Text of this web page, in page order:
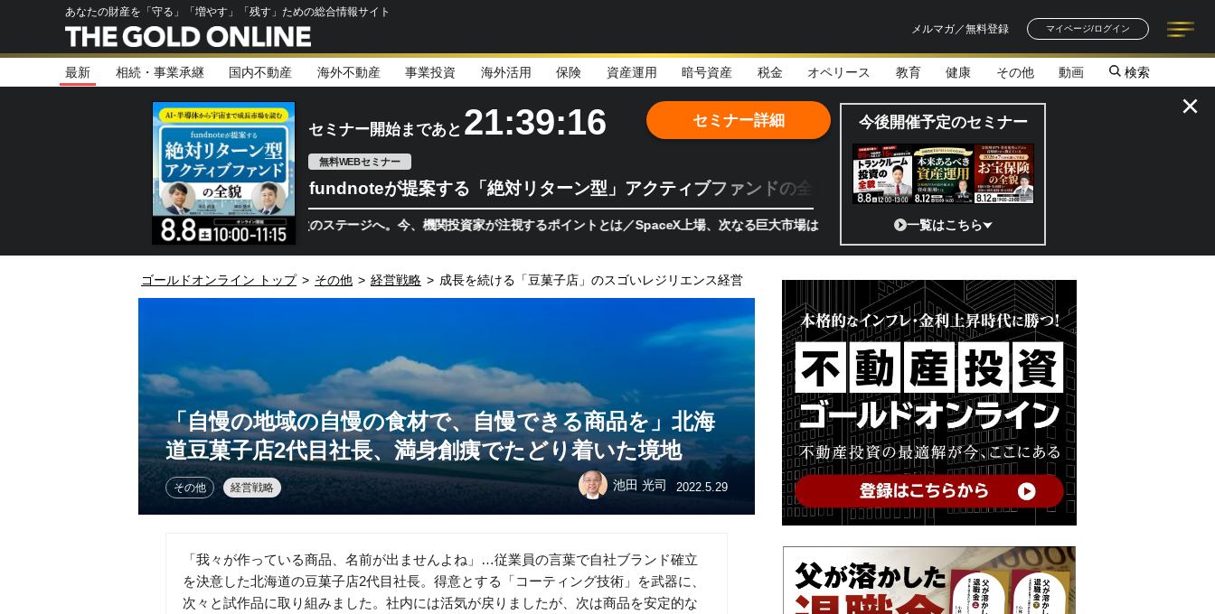
あなたの財産を「守る」「増やす」「残す」ための総合情報サイト
メルマガ／無料登録
マイページ/ログイン
記事一覧
著者一覧
最新 相続・事業承継 国内不動産 海外不動産 事業投資 海外活用 保険 資産運用 暗号資産 税金 オペリース 教育 健康 その他 動画 検索
セミナー開始まであと 21:39:14
無料WEBセミナー
fundnoteが提案する「絶対リターン型」アクティブファンドの全貌
半導体相場は次のステージへ。今、機関投資家が注視するポイントとは／SpaceX上場、次なる巨大市場は「宇宙!?」 日本の宇宙ベンチャーのココがスゴイ！／補助金から実需へ、知られ
セミナー詳細 今後開催予定のセミナー
一覧はこちら
×
ゴールドオンライン トップ > その他 > 経営戦略 > 成長を続ける「豆菓子店」のスゴいレジリエンス経営
「自慢の地域の自慢の食材で、自慢できる商品を」北海
道豆菓子店2代目社長、満身創痍でたどり着いた境地
その他 経営戦略 池田 光司 2022.5.29
「我々が作っている商品、名前が出ませんよね」…従業員の言葉で自社ブランド確立
を決意した北海道の豆菓子店2代目社長。得意とする「コーティング技術」を武器に、
次々と試作品に取り組みました。社内には活気が戻りましたが、次は商品を安定的な